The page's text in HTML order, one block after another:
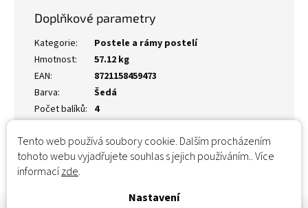
Tento web používá soubory cookie. Dalším procházením
tohoto webu vyjadřujete souhlas s jejich používáním.. Více
informacízde.
Nastavení
Doplňkové parametry
Kategorie:
Postele a rámy postelí
Hmotnost:
57.12 kg
EAN:
8721158459473
Barva:
Šedá
Počet balíků: 4